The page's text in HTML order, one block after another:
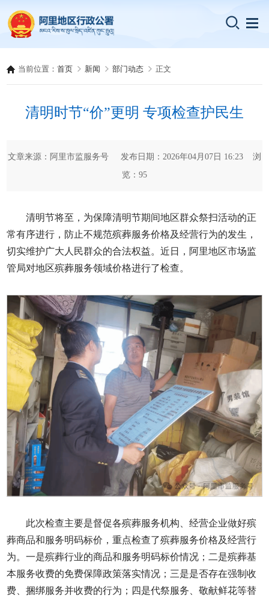
当前位置：首页 新闻 部门动态 正文
清明时节“价”更明 专项检查护民生
文章来源：阿里市监服务号 发布日期：2026年04月07日 16:23 浏
览： 95
清明节将至，为保障清明节期间地区群众祭扫活动的正
常有序进行，防止不规范殡葬服务价格及经营行为的发生，
切实维护广大人民群众的合法权益。近日，阿里地区市场监
管局对地区殡葬服务领域价格进行了检查。
此次检查主要是督促各殡葬服务机构、经营企业做好殡
葬商品和服务明码标价，重点检查了殡葬服务价格及经营行
为。一是殡葬行业的商品和服务明码标价情况；二是殡葬基
本服务收费的免费保障政策落实情况；三是是否存在强制收
费、捆绑服务并收费的行为；四是代祭服务、敬献鲜花等替